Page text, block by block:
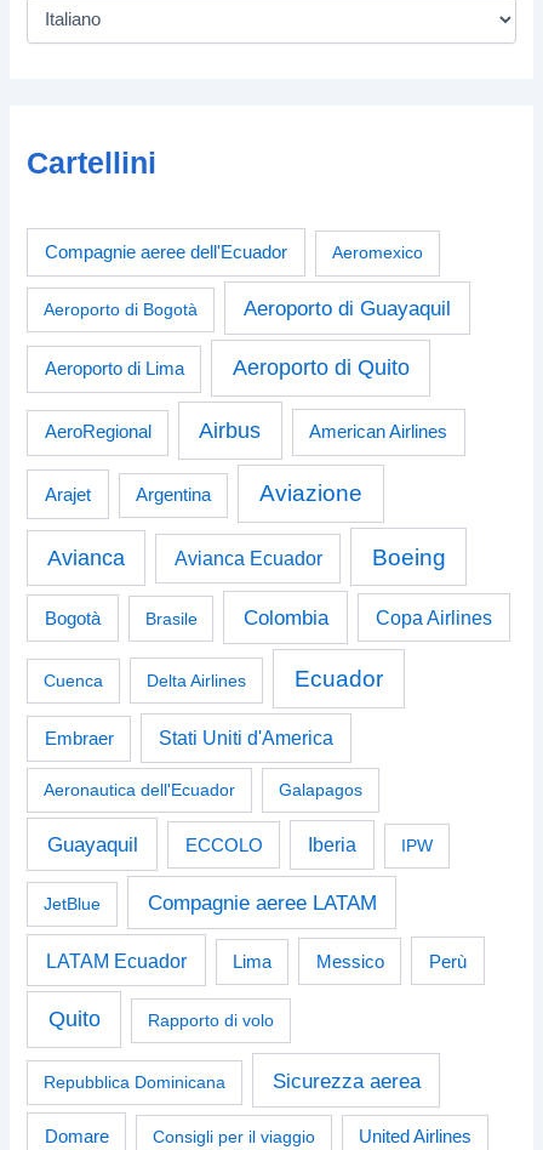
Cartellini
Compagnie aeree dell'Ecuador Aeromexico
Aeroporto di Bogotà Aeroporto di Guayaquil
Aeroporto di Lima Aeroporto di Quito
AeroRegional Airbus American Airlines
Arajet Argentina Aviazione
Avianca Avianca Ecuador Boeing
Bogotà Brasile Colombia Copa Airlines
Cuenca Delta Airlines Ecuador
Embraer Stati Uniti d'America
Aeronautica dell'Ecuador Galapagos
Guayaquil ECCOLO Iberia IPW
JetBlue Compagnie aeree LATAM
LATAM Ecuador Lima Messico Perù
Quito Rapporto di volo
Repubblica Dominicana Sicurezza aerea
Domare Consigli per il viaggio United Airlines